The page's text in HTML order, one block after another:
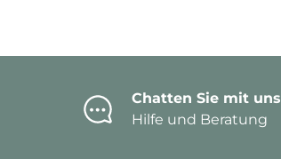
Chatten Sie mit uns
Hilfe und Beratung